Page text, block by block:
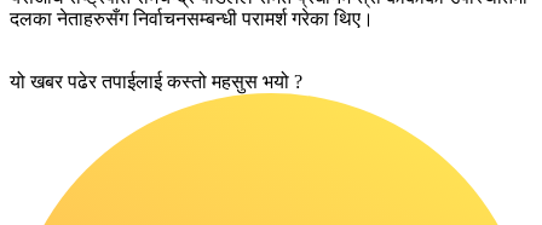
दलका नेताहरुसँग निर्वाचनसम्बन्धी परामर्श गरेका थिए।
यो खबर पढेर तपाईलाई कस्तो महसुस भयो ?